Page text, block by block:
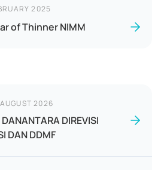
2025
of Thinner NIMM
2026
DIREVISI
DAN DDMF